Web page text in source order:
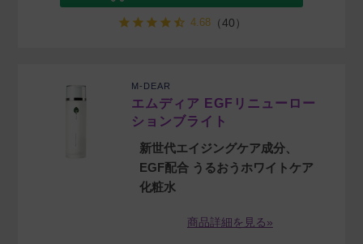
4.68（40）
M-DEAR
エムディア EGFリニューロー
ションブライト
新世代エイジングケア成分、
EGF配合 うるおうホワイトケア
化粧水
商品詳細を見る»